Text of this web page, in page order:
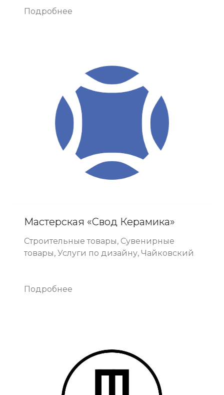
Подробнее
Мастерская «Свод Керамика»
Строительные товары, Сувенирные
товары, Услуги по дизайну, Чайковский
Подробнее